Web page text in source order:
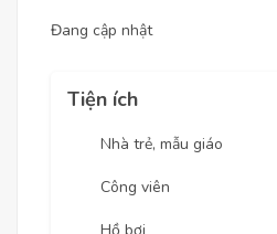
Đang cập nhật
Tiện ích
Nhà trẻ, mẫu giáo
Công viên